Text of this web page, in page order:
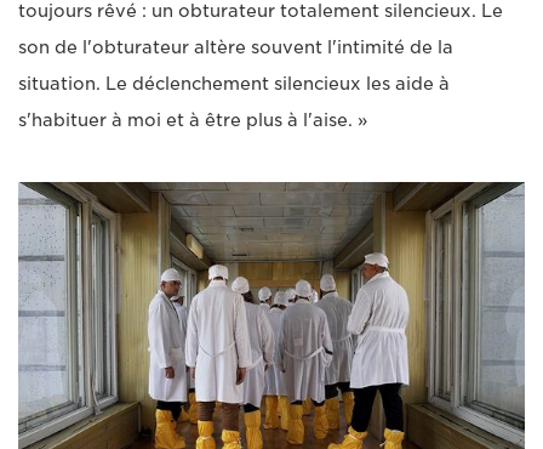
toujours rêvé : un obturateur totalement silencieux. Le
son de l'obturateur altère souvent l'intimité de la
situation. Le déclenchement silencieux les aide à
s'habituer à moi et à être plus à l'aise. »